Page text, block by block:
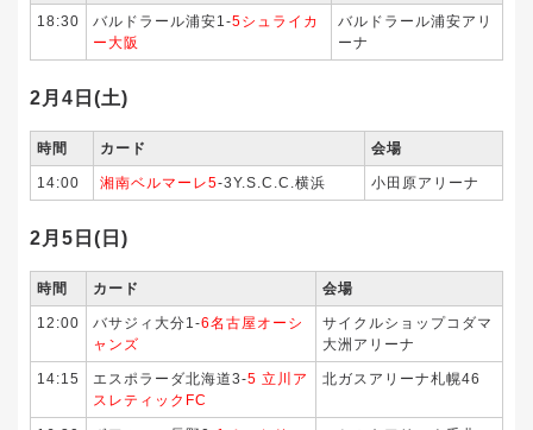
18:30 バルドラール浦安1-5シュライカ
ー大阪
バルドラール浦安アリ
ーナ
2月4日(土)
時間 カード 会場
14:00 湘南ベルマーレ5-3Y.S.C.C.横浜 小田原アリーナ
2月5日(日)
時間 カード 会場
12:00 バサジィ大分1-6名古屋オーシ
ャンズ
サイクルショップコダマ
大洲アリーナ
14:15 エスポラーダ北海道3-5 立川ア
スレティックFC
北ガスアリーナ札幌46